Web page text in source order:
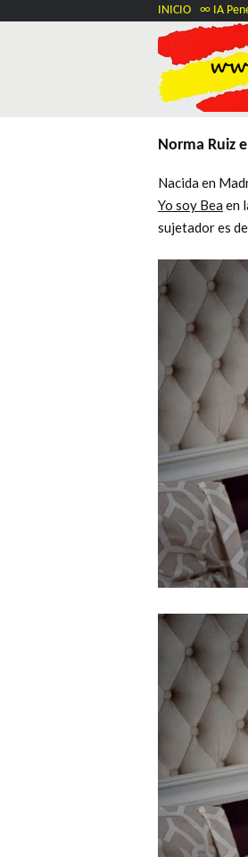
INICIO ∞ IA
Norma Ruiz
Nacida en
Yo soy Bea en
sujetador es